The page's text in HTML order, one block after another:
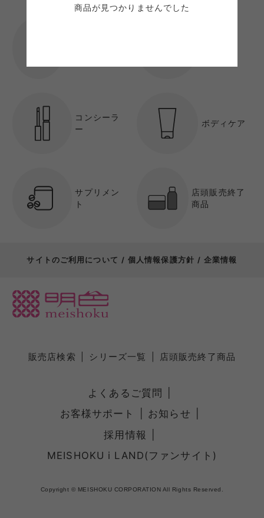
コンシーラ
ー
ボディケア
サプリメン
ト
店頭販売終了
商品
商品が見つかりませんでした
サイトのご利用について 個人情報保護方針 企業情報
販売店検索 シリーズ一覧 店頭販売終了商品
よくあるご質問
お客様サポート
お知らせ
採用情報
MEISHOKU i LAND(ファンサイト)
Copyright © MEISHOKU CORPORATION All Rights Reserved.